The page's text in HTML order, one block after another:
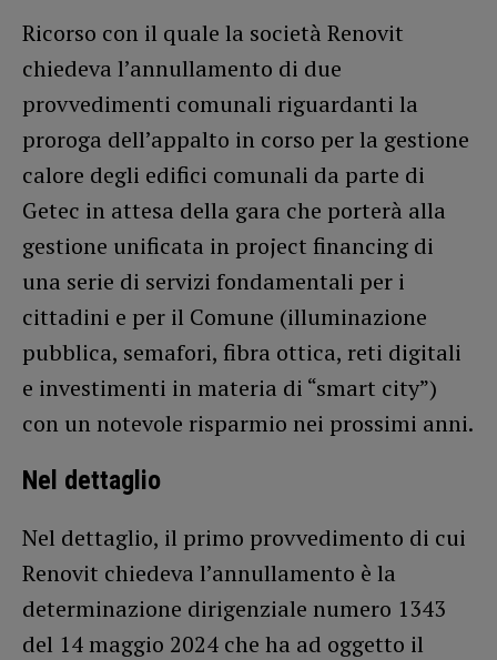
Ricorso con il quale la società Renovit
chiedeva l’annullamento di due
provvedimenti comunali riguardanti la
proroga dell’appalto in corso per la gestione
calore degli edifici comunali da parte di
Getec in attesa della gara che porterà alla
gestione unificata in project financing di
una serie di servizi fondamentali per i
cittadini e per il Comune (illuminazione
pubblica, semafori, fibra ottica, reti digitali
e investimenti in materia di “smart city”)
con un notevole risparmio nei prossimi anni.
Nel dettaglio
Nel dettaglio, il primo provvedimento di cui
Renovit chiedeva l’annullamento è la
determinazione dirigenziale numero 1343
del 14 maggio 2024 che ha ad oggetto il